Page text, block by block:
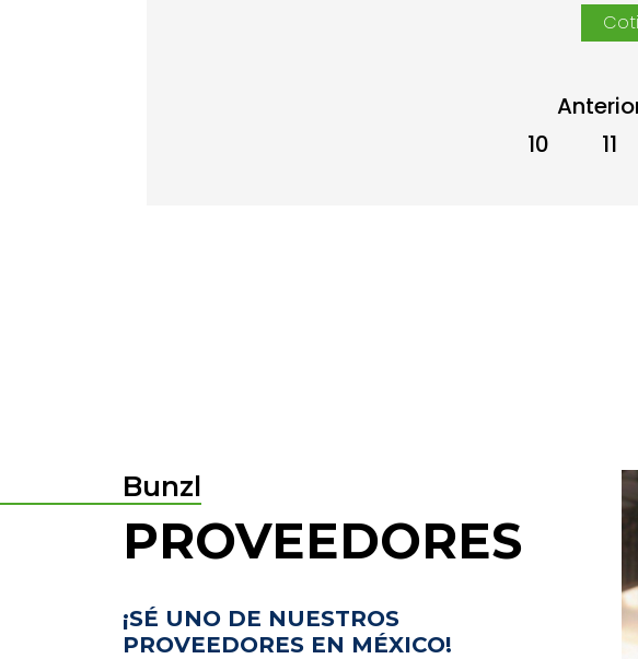
10
11
Bunzl
PROVEEDORES
¡SÉ UNO DE NUESTROS
PROVEEDORES EN MÉXICO!